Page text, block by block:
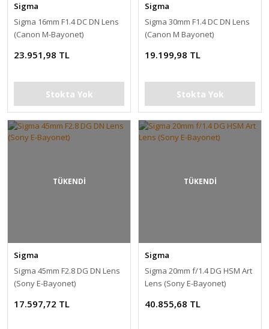
Sigma
Sigma 16mm F1.4 DC DN Lens
(Canon M-Bayonet)
23.951,98 TL
Stokta Yok
Sigma
Sigma 30mm F1.4 DC DN Lens
(Canon M Bayonet)
19.199,98 TL
Stokta Yok
TÜKENDİ
Sigma
Sigma 45mm F2.8 DG DN Lens
(Sony E-Bayonet)
17.597,72 TL
TÜKENDİ
Sigma
Sigma 20mm f/1.4 DG HSM Art
Lens (Sony E-Bayonet)
40.855,68 TL